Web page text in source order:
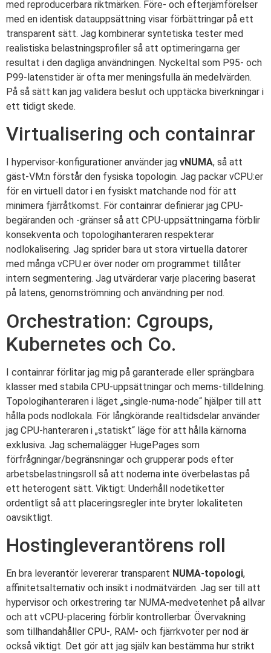
med reproducerbara riktmärken. Före- och efterjämförelser
med en identisk datauppsättning visar förbättringar på ett
transparent sätt. Jag kombinerar syntetiska tester med
realistiska belastningsprofiler så att optimeringarna ger
resultat i den dagliga användningen. Nyckeltal som P95- och
P99-latenstider är ofta mer meningsfulla än medelvärden.
På så sätt kan jag validera beslut och upptäcka biverkningar i
ett tidigt skede.
Virtualisering och containrar
I hypervisor-konfigurationer använder jag vNUMA, så att
gäst-VM:n förstår den fysiska topologin. Jag packar vCPU:er
för en virtuell dator i en fysiskt matchande nod för att
minimera fjärråtkomst. För containrar definierar jag CPU-
begäranden och -gränser så att CPU-uppsättningarna förblir
konsekventa och topologihanteraren respekterar
nodlokalisering. Jag sprider bara ut stora virtuella datorer
med många vCPU:er över noder om programmet tillåter
intern segmentering. Jag utvärderar varje placering baserat
på latens, genomströmning och användning per nod.
Orchestration: Cgroups,
Kubernetes och Co.
I containrar förlitar jag mig på garanterade eller sprängbara
klasser med stabila CPU-uppsättningar och mems-tilldelning.
Topologihanteraren i läget „single-numa-node“ hjälper till att
hålla pods nodlokala. För långkörande realtidsdelar använder
jag CPU-hanteraren i „statiskt“ läge för att hålla kärnorna
exklusiva. Jag schemalägger HugePages som
förfrågningar/begränsningar och grupperar pods efter
arbetsbelastningsroll så att noderna inte överbelastas på
ett heterogent sätt. Viktigt: Underhåll nodetiketter
ordentligt så att placeringsregler inte bryter lokaliteten
oavsiktligt.
Hostingleverantörens roll
En bra leverantör levererar transparent NUMA-topologi,
affinitetsalternativ och insikt i nodmätvärden. Jag ser till att
hypervisor och orkestrering tar NUMA-medvetenhet på allvar
och att vCPU-placering förblir kontrollerbar. Övervakning
som tillhandahåller CPU-, RAM- och fjärrkvoter per nod är
också viktigt. Det gör att jag själv kan bestämma hur strikt